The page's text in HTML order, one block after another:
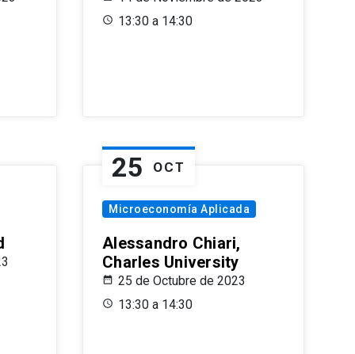
13:30 a 14:30
25 OCT
Microeconomía Aplicada
Alessandro Chiari,
Charles University
25 de Octubre de 2023
13:30 a 14:30